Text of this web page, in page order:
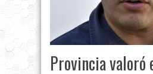
Provincia valoró